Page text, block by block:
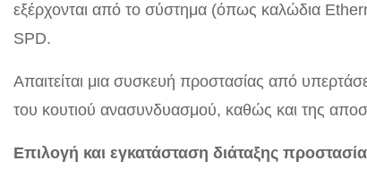
εξέρχονται από το σύστημα (όπως καλώδια
SPD.
Απαιτείται μια συσκευή προστασίας από
του κουτιού ανασυνδυασμού, καθώς και της
Επιλογή και εγκατάσταση διάταξης